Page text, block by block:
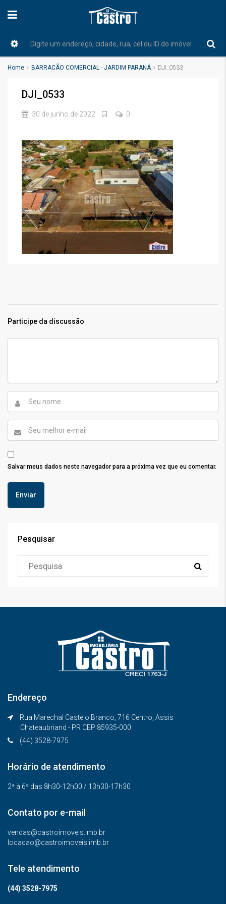
Home BARRACÃO COMERCIAL - JARDIM PARANÁ DJI_0533
DJI_0533
30 de junho de 2022 0
Participe da discussão
Salvar meus dados neste navegador para a próxima vez que eu comentar.
Pesquisar
Endereço
Rua Marechal Castelo Branco, 716 Centro, Assis
Chateaubriand - PR CEP 85935-000
(44) 3528-7975
Horário de atendimento
2ª à 6ª das 8h30-12h00 / 13h30-17h30
Contato por e-mail
vendas@castroimoveis.imb.br
locacao@castroimoveis.imb.br
Tele atendimento
(44) 3528-7975